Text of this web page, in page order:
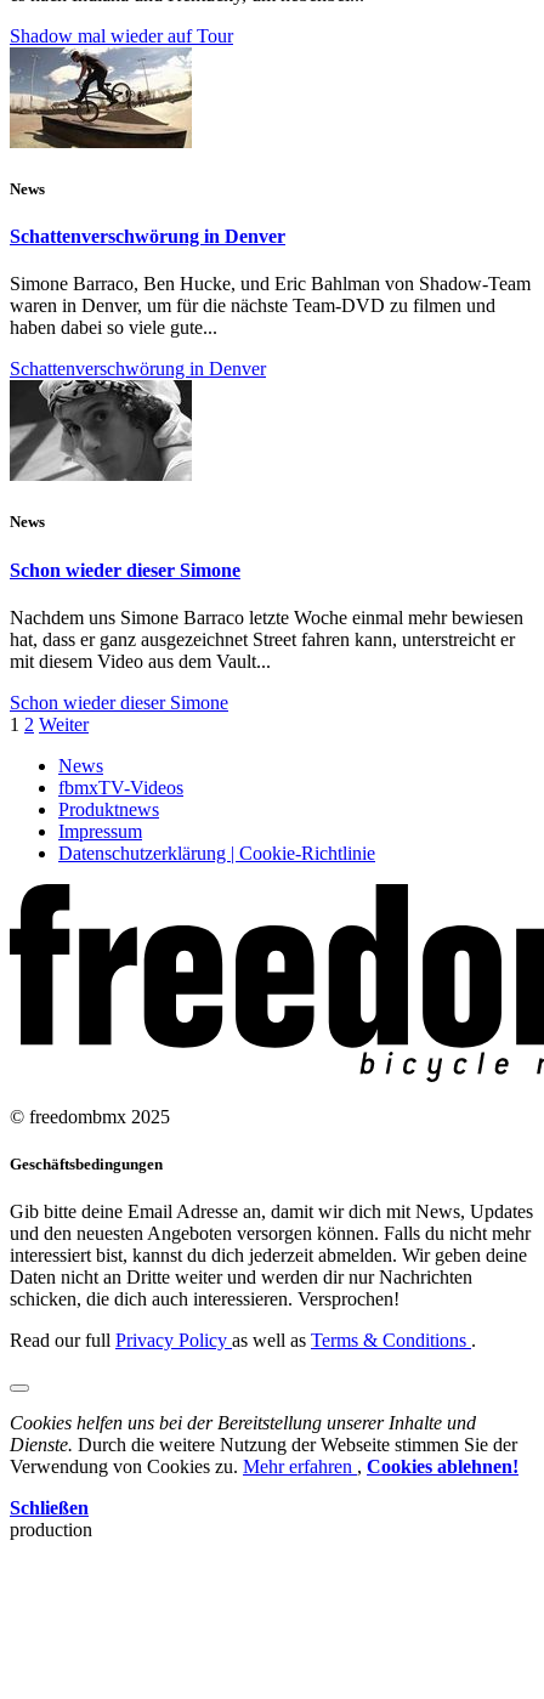
Shadow mal wieder auf Tour
News
Schattenverschwörung in Denver
Simone Barraco, Ben Hucke, und Eric Bahlman von Shadow-Team
waren in Denver, um für die nächste Team-DVD zu filmen und
haben dabei so viele gute...
Schattenverschwörung in Denver
News
Schon wieder dieser Simone
Nachdem uns Simone Barraco letzte Woche einmal mehr bewiesen
hat, dass er ganz ausgezeichnet Street fahren kann, unterstreicht er
mit diesem Video aus dem Vault...
Schon wieder dieser Simone
1 2 Weiter
News
fbmxTV-Videos
Produktnews
Impressum
Datenschutzerklärung | Cookie-Richtlinie
© freedombmx 2025
Geschäftsbedingungen
Gib bitte deine Email Adresse an, damit wir dich mit News, Updates
und den neuesten Angeboten versorgen können. Falls du nicht mehr
interessiert bist, kannst du dich jederzeit abmelden. Wir geben deine
Daten nicht an Dritte weiter und werden dir nur Nachrichten
schicken, die dich auch interessieren. Versprochen!
Read our full Privacy Policy as well as Terms & Conditions .
Cookies helfen uns bei der Bereitstellung unserer Inhalte und
Dienste. Durch die weitere Nutzung der Webseite stimmen Sie der
Verwendung von Cookies zu. Mehr erfahren , Cookies ablehnen!
Schließen
production